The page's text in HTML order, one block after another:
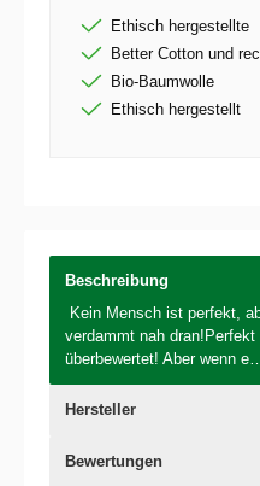
Ethisch hergestellte
Better Cotton und
Bio-Baumwolle
Ethisch hergestellt
Beschreibung
Kein Mensch ist perfekt,
verdammt nah
überbewertet! Aber wenn e…
Hersteller
Bewertungen